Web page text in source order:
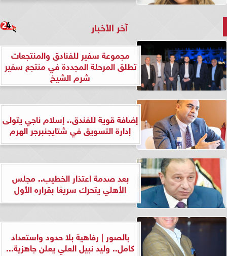
آخر الأخبار
مجموعة سفير للفنادق والمنتجعات
تطلق المرحلة المجددة في منتجع سفير
شرم الشيخ
إضافة قوية للفندق.. إسلام ناجي يتولى
إدارة التسويق في شتايجنبرجر الهرم
بعد صدمة اعتذار الخطيب.. مجلس
الأهلي يتحرك سريعًا بقراره الأول
بالصور | رفاهية بلا حدود واستعداد
كامل.. وليد نبيل العلي يعلن جاهزية...